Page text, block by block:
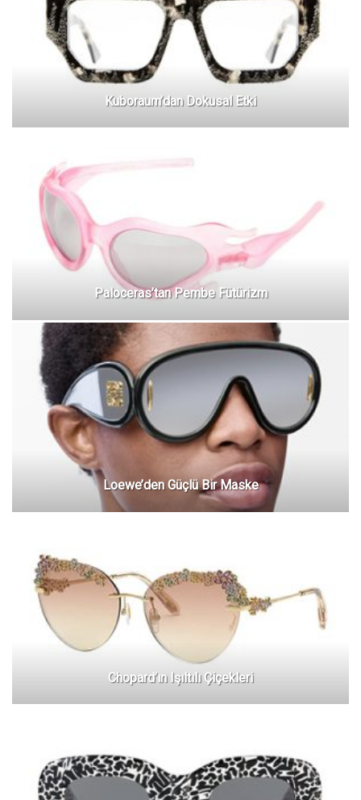
Kuboraum’dan Dokusal Etki
Paloceras’tan Pembe Fütürizm
Loewe’den Güçlü Bir Maske
Chopard’ın Işıltılı Çiçekleri